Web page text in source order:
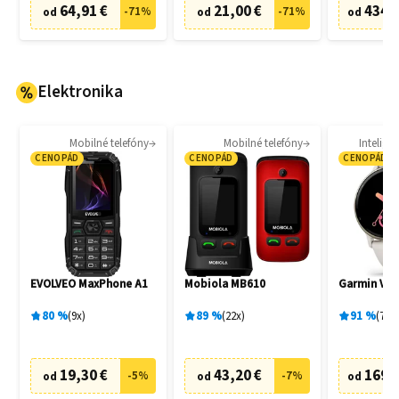
od 64,91 € -71% od 21,00 € -71% od
Elektronika
Mobilné telefóny
CENOPÁD
EVOLVEO MaxPhone A1
80% 9x
od 19,30 € -5%
Mobilné telefóny
CENOPÁD
Mobiola MB610
89% 22x
od 43,20 € -7%
CENOPÁD
Garmin
91% 77
od